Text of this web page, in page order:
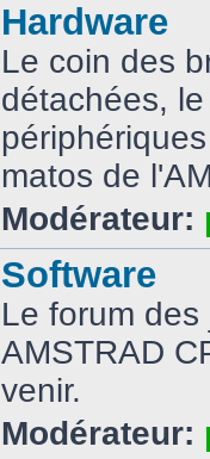
Hardware
Le coin des
détachées,
matos de
Modérateur:
Software
Le forum
AMSTRAD
venir.
Modérateur: